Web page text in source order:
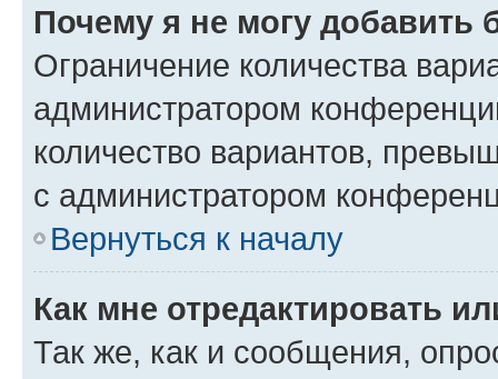
Почему я не могу добавить
Ограничение количества
администратором
количество вариантов,
с администратором
Вернуться к началу
Как мне отредактировать
Так же, как и сообщения,